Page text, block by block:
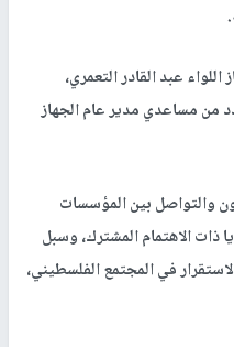
عبد القادر التعمري،
من مساعدي مدير عام الجهاز
والتواصل بين المؤسسات
الاهتمام المشترك، وسبل
في المجتمع الفلسطيني،